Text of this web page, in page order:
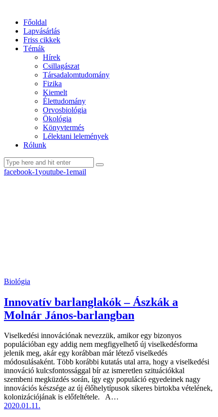
Főoldal
Lapvásárlás
Friss cikkek
Témák
Hírek
Csillagászat
Társadalomtudomány
Fizika
Kiemelt
Élettudomány
Orvosbiológia
Ökológia
Könyvtermés
Lélektani lelemények
Rólunk
facebook-1youtube-1email
Biológia
Innovatív barlanglakók – Ászkák a
Molnár János-barlangban
Viselkedési innovációnak nevezzük, amikor egy bizonyos
populációban egy addig nem megfigyelhető új viselkedésforma
jelenik meg, akár egy korábban már létező viselkedés
módosulásaként. Több korábbi kutatás utal arra, hogy a viselkedési
innováció kulcsfontossággal bír az ismeretlen szituációkkal
szembeni megküzdés során, így egy populáció egyedeinek nagy
innovációs készsége az új élőhelytípusok sikeres birtokba vételének,
kolonizációjának is előfeltétele. A…
2020.01.11.